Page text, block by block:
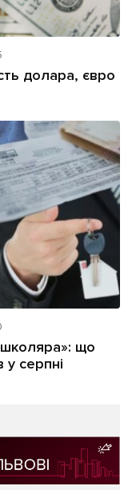
долара, євро
школяра»: що
у серпні